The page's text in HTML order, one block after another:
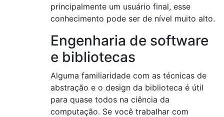
principalmente um usuário final, esse
conhecimento pode ser de nível muito alto.
Engenharia de software
e bibliotecas
Alguma familiaridade com as técnicas de
abstração e o design da biblioteca é útil
para quase todos na ciência da
computação. Se você trabalhar com